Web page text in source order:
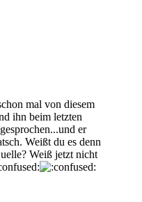
mal von diesem
ihn beim letzten
er
Weißt du es denn
Weiß jetzt nicht